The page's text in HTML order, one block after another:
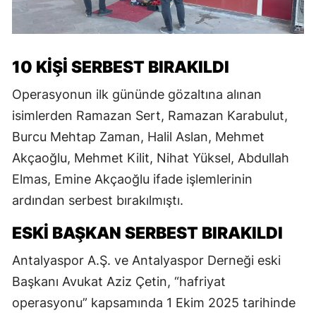
10 KİŞİ SERBEST BIRAKILDI
Operasyonun ilk gününde gözaltına alınan
isimlerden Ramazan Sert, Ramazan Karabulut,
Burcu Mehtap Zaman, Halil Aslan, Mehmet
Akçaoğlu, Mehmet Kilit, Nihat Yüksel, Abdullah
Elmas, Emine Akçaoğlu ifade işlemlerinin
ardından serbest bırakılmıştı.
ESKİ BAŞKAN SERBEST BIRAKILDI
Antalyaspor A.Ş. ve Antalyaspor Derneği eski
Başkanı Avukat Aziz Çetin, “hafriyat
operasyonu” kapsamında 1 Ekim 2025 tarihinde